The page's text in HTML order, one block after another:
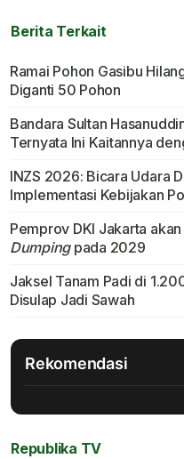
Berita Terkait
Ramai Pohon Gasibu
Diganti 50 Pohon
Bandara Sultan
Ternyata Ini Kaitannya
INZS 2026: Bicara Udara
Implementasi Kebijakan
Pemprov DKI Jakarta
Dumpingpada 2029
Jaksel Tanam Padi di
Disulap Jadi Sawah
Rekomendasi
Republika TV